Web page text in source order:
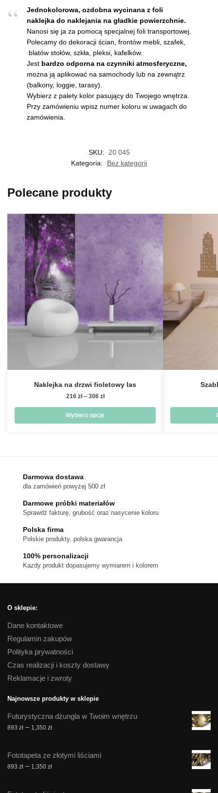
Jednokolorowa, ozdobna wycinana z foli
naklejka do naklejania na gładkie powierzchnie.
Nanosi się ja za pomocą specjalnej foli transportowej.
Polecamy do dekoracji ścian, frontów mebli, szafek,
blatów stołów, szkła, pleksi, kafelków.
Jest bardzo odporna na czynniki atmosferyczne,
można ją aplikować na samochody lub na zewnątrz
(balkony, loggie, tarasy).
Wybierz z palety kolor pasujący do Twojego wnętrza.
Przy zamówieniu wpisz numer koloru w uwagach do
zamówienia.
SKU:
20 045
Kategoria:
Bez kategorii
Polecane produkty
Naklejka na drzwi fioletowy las
216 zł – 306 złZakres
od
216 zł
Wybierz opcje
Opcje
można
wybrać
stronie
Darmowa dostawa
dla zamówień powyżej 500 zł
Darmowe próbki materiałów
Sprawdź fakturę, grubość oraz nasycenie koloru
Polska firma
Polskie produkty, polska gwarancja
100% personalizacji
Kazdy produkt dopasujemy wymiarem i kolorem
O sklepie:
Dane kontaktowe
Regulamin zakupów
Polityka prywatności
Czas realizacji i koszty dostawy
Reklamacje i zwroty
Najnowsze produkty w sklepie
Futurystyczna dżungla w Twoim wnętrzu
893 zł – 1,350 złZakres
893 zł
do
Fototapeta ze złotymi liściami
893 zł – 1,350 złZakres